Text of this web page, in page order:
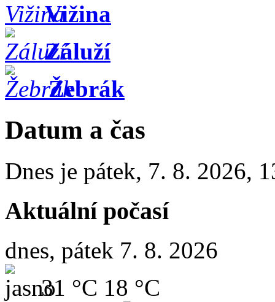
Vižina
Záluží
Žebrák
Datum a čas
Dnes je pátek, 7. 8. 2026,
Aktuální počasí
dnes, pátek 7. 8. 2026
31 °C 18 °C